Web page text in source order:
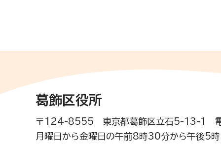
葛飾区役所
〒124-8555 東京都葛飾区立石5-13-1
月曜日から金曜日の午前8時30分から午後5